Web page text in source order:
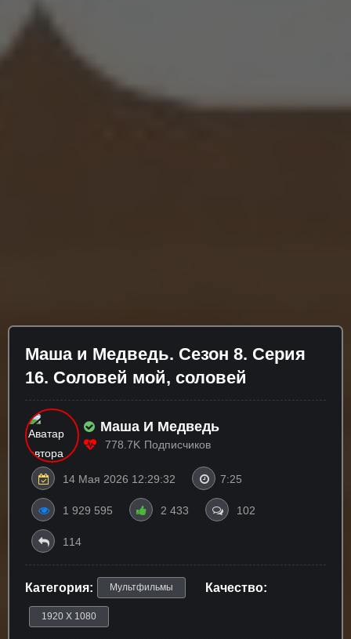
Маша и Медведь. Сезон 8. Серия
16. Соловей мой, соловей
Маша И Медведь
778.7K Подписчиков
14 Мая 2026 12:29:32 7:25
1 929 595 2 433 102
114
Категория: Мультфильмы Качество:
1920 X 1080